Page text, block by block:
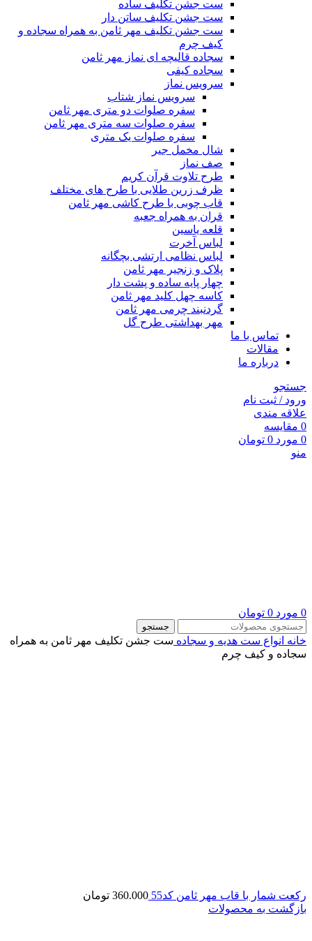
ست جشن تکلیف ساده
ست جشن تکلیف ساتن دار
ست جشن تکلیف مهر ثامن به همراه سجاده و
کیف چرم
سجاده قالیچه ای نماز مهر ثامن
سجاده کیفی
سرویس نماز
سرویس نماز شتاب
سفره صلوات دو متری مهر ثامن
سفره صلوات سه متری مهر ثامن
سفره صلوات یک متری
شال مخمل جیر
صف نماز
طرح تلاوت قرآن کریم
ظرف زرین طلایی با طرح های مختلف
قاب چوبی با طرح کاشی مهر ثامن
قران به همراه جعبه
قلعه یاسین
لباس آخرت
لباس نظامی ارتشی بچگانه
پلاک و زنجیر مهر ثامن
چهار پايه ساده و پشت دار
کاسه چهل کلید مهر ثامن
گردنبند چرمی مهر ثامن
مهر بهداشتی طرح گل
تماس با ما
مقالات
درباره ما
جستجو
ورود / ثبت نام
علاقه مندی
0 مقايسه
0 مورد 0 تومان
منو
0 مورد 0 تومان
جستجو
خانه انواع ست هدیه و سجاده ست جشن تکلیف مهر ثامن به همراه
سجاده و کیف چرم
رکعت شمار با قاب مهر ثامن کد55 360.000 تومان
بازگشت به محصولات